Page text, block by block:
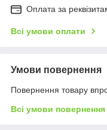
Оплата за
Всі умови оплати
Умови повернення
Повернення товару
Всі умови повернення